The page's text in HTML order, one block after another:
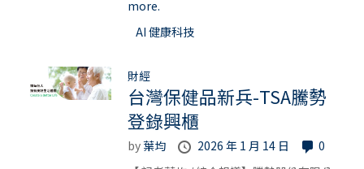
more.
AI 健康科技
財經
台灣保健品新兵-TSA騰勢
登錄興櫃
by葉均 2026 年 1 月 14 日
0